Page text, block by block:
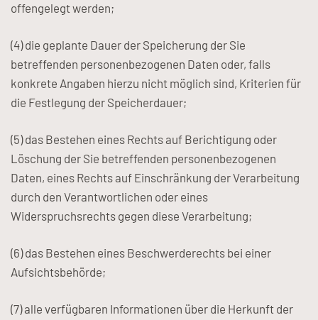
offengelegt werden;
(4) die geplante Dauer der Speicherung der Sie
betreffenden personenbezogenen Daten oder, falls
konkrete Angaben hierzu nicht möglich sind, Kriterien für
die Festlegung der Speicherdauer;
(5) das Bestehen eines Rechts auf Berichtigung oder
Löschung der Sie betreffenden personenbezogenen
Daten, eines Rechts auf Einschränkung der Verarbeitung
durch den Verantwortlichen oder eines
Widerspruchsrechts gegen diese Verarbeitung;
(6) das Bestehen eines Beschwerderechts bei einer
Aufsichtsbehörde;
(7) alle verfügbaren Informationen über die Herkunft der